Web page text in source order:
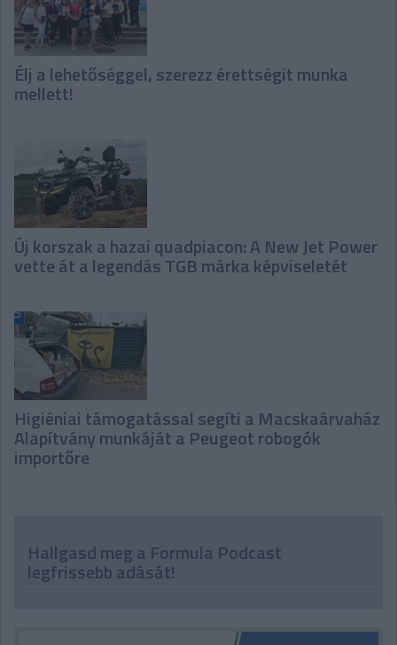
Élj a lehetőséggel, szerezz érettségit munka
mellett!
Új korszak a hazai quadpiacon: A New Jet Power
vette át a legendás TGB márka képviseletét
Higiéniai támogatással segíti a Macskaárvaház
Alapítvány munkáját a Peugeot robogók
importőre
Hallgasd meg a Formula Podcast
legfrissebb adását!